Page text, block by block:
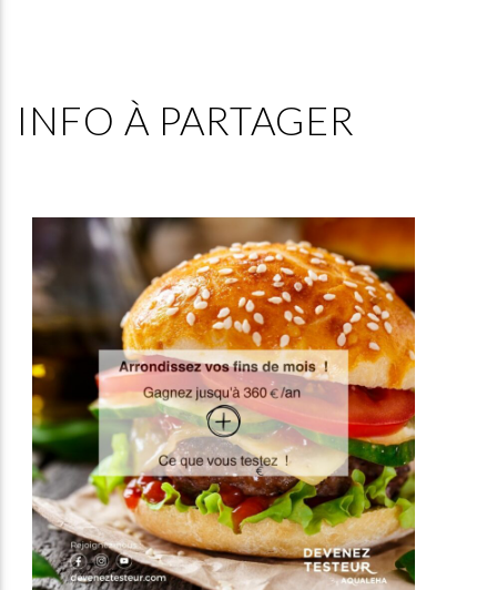
INFO À PARTAGER